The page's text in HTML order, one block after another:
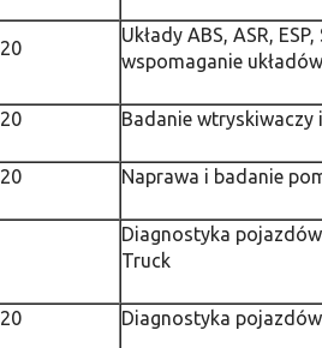
Układy ABS, ASR,
wspomaganie
Badanie wtryskiwaczy
Naprawa i badanie
Diagnostyka
Truck
Diagnostyka